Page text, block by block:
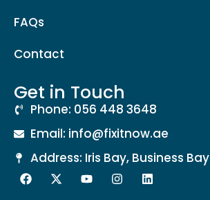
FAQs
Contact
Get in Touch
Phone: 056 448 3648
Email: info@fixitnow.ae
Address: Iris Bay, Business Bay